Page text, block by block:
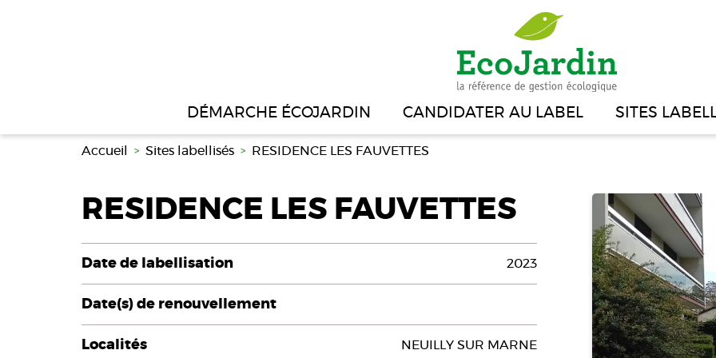
DÉMARCHE ÉCOJARDIN CANDIDATER AU LABEL SITES
Accueil Sites labellisés RESIDENCE LES FAUVETTES
RESIDENCE LES FAUVETTES
Date de labellisation 2023
Date(s) de renouvellement
Localités NEUILLY SUR MARNE